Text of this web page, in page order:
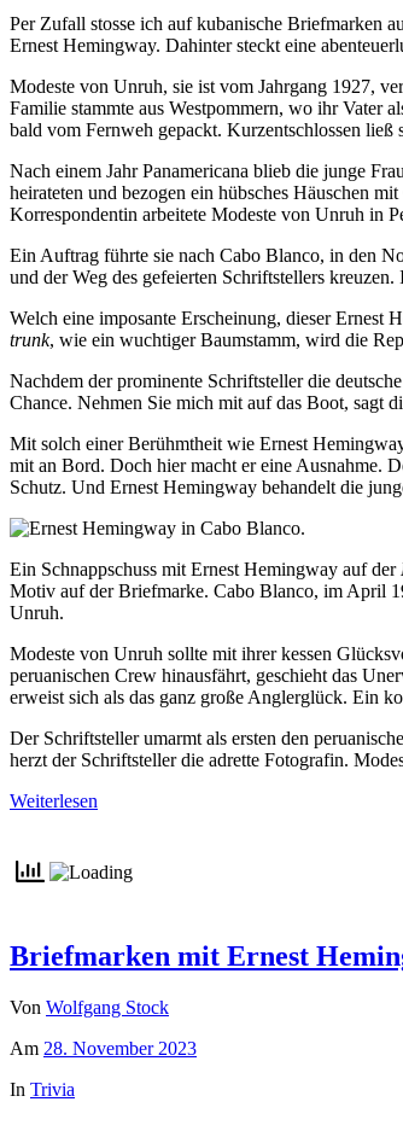
Per Zufall stosse ich auf kubanische Briefmarken
Ernest Hemingway. Dahinter steckt eine
Modeste von Unruh, sie ist vom Jahrgang 1927,
Familie stammte aus Westpommern, wo ihr Vater
bald vom Fernweh gepackt. Kurzentschlossen
Nach einem Jahr Panamericana blieb die junge
heirateten und bezogen ein hübsches Häuschen
Korrespondentin arbeitete Modeste von Unruh in
Ein Auftrag führte sie nach Cabo Blanco, in den
und der Weg des gefeierten Schriftstellers kreuzen.
Welch eine imposante Erscheinung, dieser Ernest
trunk, wie ein wuchtiger Baumstamm, wird die
Nachdem der prominente Schriftsteller die
Chance. Nehmen Sie mich mit auf das Boot, sagt
Mit solch einer Berühmtheit wie Ernest
mit an Bord. Doch hier macht er eine Ausnahme.
Schutz. Und Ernest Hemingway behandelt die
Ein Schnappschuss mit Ernest Hemingway auf der
Motiv auf der Briefmarke. Cabo Blanco, im April
Unruh.
Modeste von Unruh sollte mit ihrer kessen
peruanischen Crew hinausfährt, geschieht das
erweist sich als das ganz große Anglerglück. Ein
Der Schriftsteller umarmt als ersten den
herzt der Schriftsteller die adrette Fotografin.
Weiterlesen
Briefmarken mit Ernest
Von Wolfgang Stock
Am 28. November 2023
In Trivia